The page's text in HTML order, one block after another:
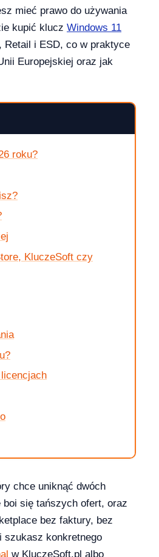
mieć prawo do używania
kupić klucz Windows 11
Retail i ESD, co w praktyce
Europejskiej oraz jak
roku?
KluczeSoft czy
chce uniknąć dwóch
się tańszych ofert, oraz
bez faktury, bez
szukasz konkretnego
w KluczeSoft.pl albo